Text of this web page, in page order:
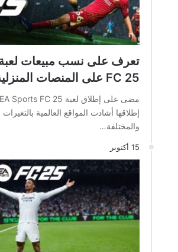
FC 25 على المنصات المنزلية
إطلاقها أشادت المواقع العالمية
والمختلفة…
15 أكتوبر